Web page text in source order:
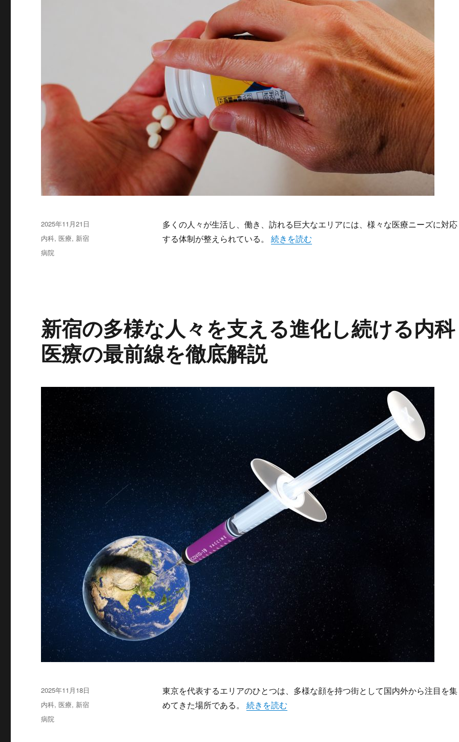
多くの人々が生活し、働き、訪れる巨大なエリアには、様々な医療ニーズに対応
する体制が整えられている。 “新宿の多様性に応える内科医療最前線都心型サー
続きを読む
投
稿
日:
2025年11月21日
カ
テ
ゴ
内科,医療, 新宿
タ
病院
新宿の多様な人々を支える進化し続ける内科
医療の最前線を徹底解説
東京を代表するエリアのひとつは、多様な顔を持つ街として国内外から注目を集
めてきた場所である。 “新宿の多様な人々を支える進化し続ける内科医療の最前
続きを読む
投
稿
日:
2025年11月18日
カ
テ
ゴ
内科,医療, 新宿
タ
病院